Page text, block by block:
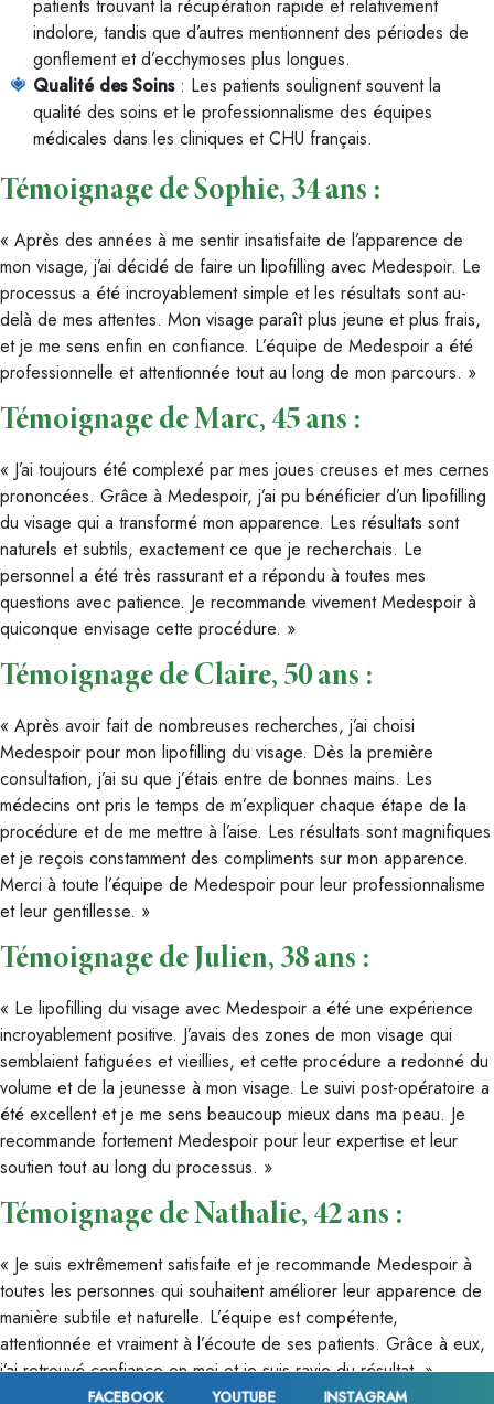
patients trouvant la récupération rapide et relativement
indolore, tandis que d’autres mentionnent des périodes de
gonflement et d’ecchymoses plus longues.
Qualité des Soins: Les patients soulignent souvent la
qualité des soins et le professionnalisme des équipes
médicales dans les cliniques et CHU français.
Témoignage de Sophie, 34 ans :
« Après des années à me sentir insatisfaite de l’apparence de
mon visage, j’ai décidé de faire un lipofilling avec Medespoir. Le
processus a été incroyablement simple et les résultats sont au-
delà de mes attentes. Mon visage paraît plus jeune et plus frais,
et je me sens enfin en confiance. L’équipe de Medespoir a été
professionnelle et attentionnée tout au long de mon parcours. »
Témoignage de Marc, 45 ans :
« J’ai toujours été complexé par mes joues creuses et mes cernes
prononcées. Grâce à Medespoir, j’ai pu bénéficier d’un lipofilling
du visage qui a transformé mon apparence. Les résultats sont
naturels et subtils, exactement ce que je recherchais. Le
personnel a été très rassurant et a répondu à toutes mes
questions avec patience. Je recommande vivement Medespoir à
quiconque envisage cette procédure. »
Témoignage de Claire, 50 ans :
« Après avoir fait de nombreuses recherches, j’ai choisi
Medespoir pour mon lipofilling du visage. Dès la première
consultation, j’ai su que j’étais entre de bonnes mains. Les
médecins ont pris le temps de m’expliquer chaque étape de la
procédure et de me mettre à l’aise. Les résultats sont magnifiques
et je reçois constamment des compliments sur mon apparence.
Merci à toute l’équipe de Medespoir pour leur professionnalisme
et leur gentillesse. »
Témoignage de Julien, 38 ans :
« Le lipofilling du visage avec Medespoir a été une expérience
incroyablement positive. J’avais des zones de mon visage qui
semblaient fatiguées et vieillies, et cette procédure a redonné du
volume et de la jeunesse à mon visage. Le suivi post-opératoire a
été excellent et je me sens beaucoup mieux dans ma peau. Je
recommande fortement Medespoir pour leur expertise et leur
soutien tout au long du processus. »
Témoignage de Nathalie, 42 ans :
« Je suis extrêmement satisfaite et je recommande Medespoir à
toutes les personnes qui souhaitent améliorer leur apparence de
manière subtile et naturelle. L’équipe est compétente,
attentionnée et vraiment à l’écoute de ses patients. Grâce à eux,
j’ai retrouvé confiance en moi et je suis ravie du résultat. »
FACEBOOK YOUTUBE INSTAGRAM